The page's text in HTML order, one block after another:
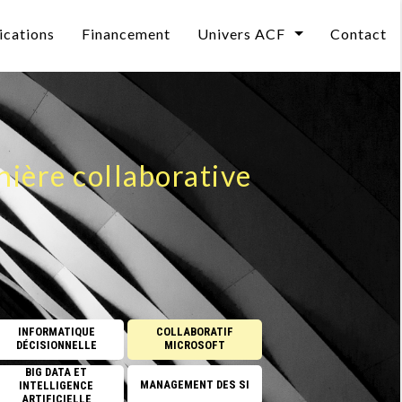
Financement Univers ACF
Qui sommes-nous ?
L’évolution des compétences informatiques en
Les pièges avec l’IA
Et si former valait mieux que recruter ?
L'impact de l'ia sur vos métiers
CPF 2026 : un reste à charge porté à 150 €
CPF : Une ressource sous-utilisée.
Se former à l’Intelligence Artificielle
Notre BLOG
Contact
collaborative
INFORMATIQUE
DÉCISIONNELLE
COLLABORATIF
MICROSOFT
BIG DATA ET
INTELLIGENCE
ARTIFICIELLE
MANAGEMENT DES SI